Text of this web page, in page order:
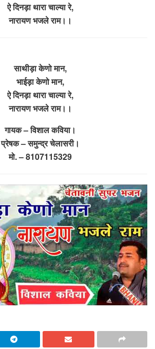
ऐ दिनड़ा थारा चाल्या रे,
नारायण भजले राम।।
साथीड़ा केणो मान,
भाईड़ा केणो मान,
ऐ दिनड़ा थारा चाल्या रे,
नारायण भजले राम।।
गायक – विशाल कविया।
प्रेषक – समुन्द्र चेलासरी।
मो. – 8107115329